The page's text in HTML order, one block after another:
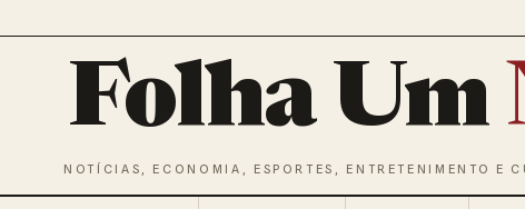
Folha Um
NOTÍCIAS, ECONOMIA, ESPORTES, ENTRETENIMENTO E